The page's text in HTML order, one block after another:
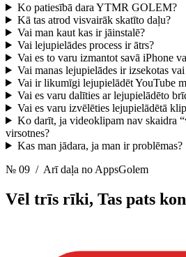
Ko patiesībā dara YTMR GOLEM?
Kā tas atrod visvairāk skatīto daļu?
Vai man kaut kas ir jāinstalē?
Vai lejupielādes process ir ātrs?
Vai es to varu izmantot savā iPhone
Vai manas lejupielādes ir izsekotas vai
Vai ir likumīgi lejupielādēt YouTube
Vai es varu dalīties ar lejupielādēto
Vai es varu izvēlēties lejupielādētā
Ko darīt, ja videoklipam nav skaidra
virsotnes?
Kas man jādara, ja man ir problēmas?
№ 09 / Arī daļa no AppsGolem
Vēl trīs rīki, Tas pats